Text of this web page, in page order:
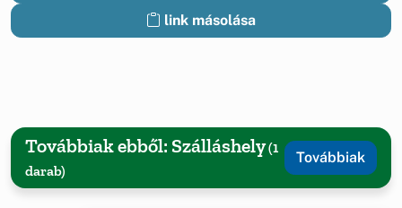
link másolása
Továbbiak ebből: Szálláshely(1
darab)
Továbbiak